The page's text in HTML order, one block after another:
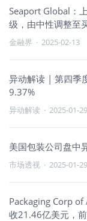
Seaport Global：
级，由中性调整至
金融界 · 2025-02-13
异动解读 | 第四季
9.37%
异动解读 · 2025-01-29
美国包装公司盘中
市场透视 · 2025-01-29
Packaging Corp of
收21.46亿美元，